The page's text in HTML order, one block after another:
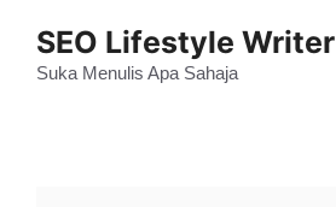
content
SEO Lifestyle Writer
Suka Menulis Apa Sahaja